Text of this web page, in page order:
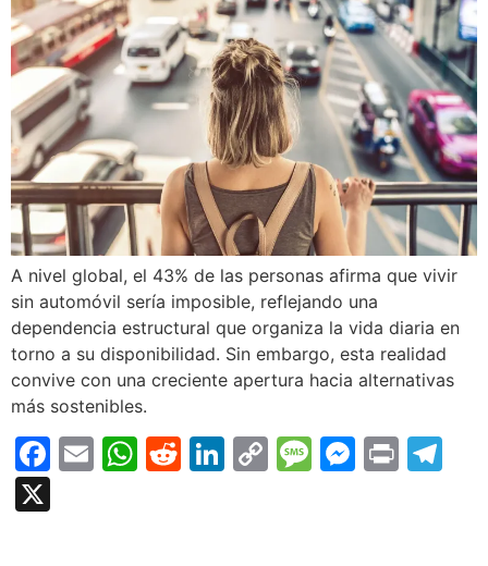
A nivel global, el 43% de las personas afirma que vivir
sin automóvil sería imposible, reflejando una
dependencia estructural que organiza la vida diaria en
torno a su disponibilidad. Sin embargo, esta realidad
convive con una creciente apertura hacia alternativas
más sostenibles.
Facebook
EmailWhatsApp
Reddit
LinkedIn
CopyMessage
Print